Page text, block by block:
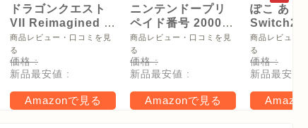
ドラゴンクエスト
VII Reimagined -
Switch2
商品レビュー・口コミを見
る
価格 :
新品最安値 :
Amazonで見る
ニンテンドープリ
ペイド番号 2000
円|オンラインコー
ド版
商品レビュー・口コミを見
る
価格 :
新品最安値 :
Amazonで見る
ぽこ あ ポ
Switch2
【
リジナル
タモン型
ー(サイズ
16cm) 同
タル特典
商品レビュー
る
価格 :
新品最安値 :
Amazon